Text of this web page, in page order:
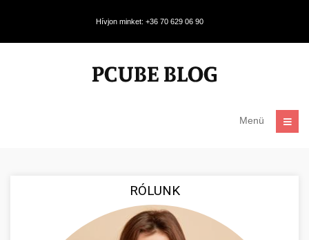
Hívjon minket: +36 70 629 06 90
Menü
RÓLUNK